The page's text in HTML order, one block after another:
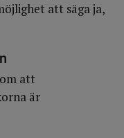
att säga ja,
att
är